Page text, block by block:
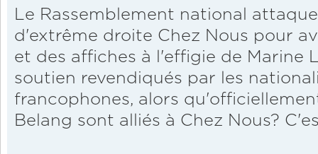
Le Rassemblement national
d'extrême droite Chez Nous pour
et des affiches à l'effigie de Marine
soutien revendiqués par les
francophones, alors
Belang sont alliés à Chez Nous?